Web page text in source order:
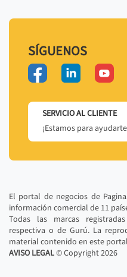
SÍGUENOS
SERVICIO AL CLIENTE
¡Estamos para
El portal de negocios de
información comercial de 11
Todas las marcas
respectiva o de Gurú. La
material contenido en este
AVISO LEGAL© Copyright2026